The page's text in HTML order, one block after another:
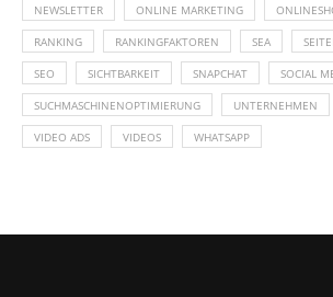
NEWSLETTER ONLINE MARKETING
RANKING RANKINGFAKTOREN SEA
SEO SICHTBARKEIT SNAPCHAT SOCIAL
SUCHMASCHINENOPTIMIERUNG UNTERNEHMEN
VIDEO ADS VIDEOS WHATSAPP